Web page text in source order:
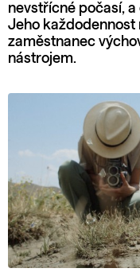
nevstřícné počasí,
Jeho každodennost
zaměstnanec
nástrojem.